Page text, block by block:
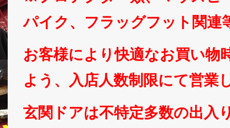
パイク、フラッグフット関連
お客様により快適なお買い物
よう、入店人数制限にて営業
玄関ドアは不特定多数の出入